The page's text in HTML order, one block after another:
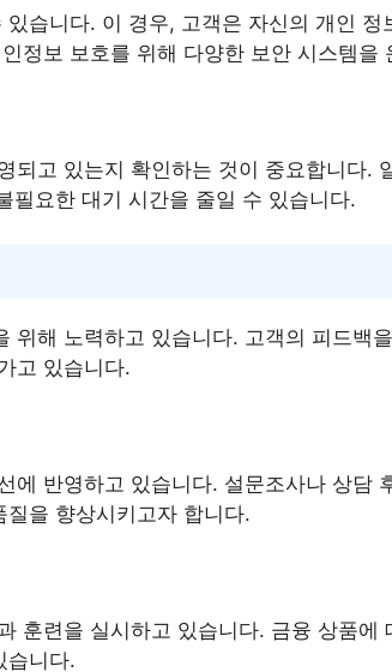
습니다. 이 경우, 고객은 자신의 개인 정
정보 보호를 위해 다양한 보안 시스템을
되고 있는지 확인하는 것이 중요합니다.
필요한 대기 시간을 줄일 수 있습니다.
위해 노력하고 있습니다. 고객의 피드백
고 있습니다.
에 반영하고 있습니다. 설문조사나 상담
을 향상시키고자 합니다.
훈련을 실시하고 있습니다. 금융 상품에
습니다.